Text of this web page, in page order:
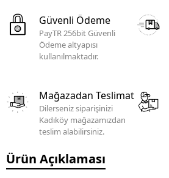
Güvenli Ödeme
PayTR 256bit Güvenli
Ödeme altyapısı
kullanılmaktadır.
Mağazadan Teslimat
Dilerseniz siparişinizi
Kadıköy mağazamızdan
teslim alabilirsiniz.
Ürün Açıklaması